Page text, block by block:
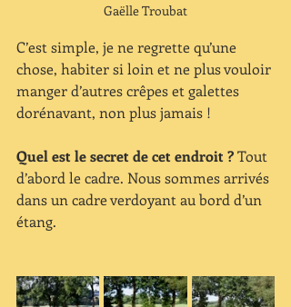
Gaëlle Troubat
C’est simple, je ne regrette qu’une
chose, habiter si loin et ne plus vouloir
manger d’autres crêpes et galettes
dorénavant, non plus jamais !
Quel est le secret de cet endroit ? Tout
d’abord le cadre. Nous sommes arrivés
dans un cadre verdoyant au bord d’un
étang.